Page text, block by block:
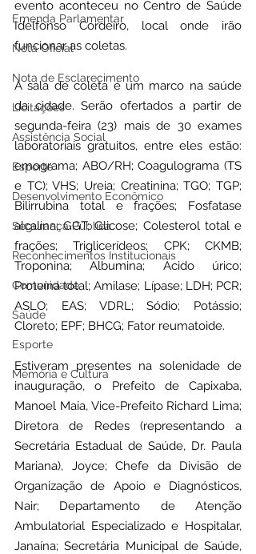
Emenda Parlamentar
Nota Oficial
Nota de Esclarecimento
Licitações
Assistência Social
Esporte
Desenvolvimento Econômico
Segurança Pública
Reconhecimentos Institucionais
Comunidade
Saúde
Esporte
Memória e Cultura
evento aconteceu no Centro de Saúde
Idelfonso Cordeiro, local onde irão
funcionar as coletas.
A sala de coleta é um marco na saúde
da cidade. Serão ofertados a partir de
segunda-feira (23) mais de 30 exames
laboratoriais gratuitos, entre eles estão:
emograma; ABO/RH; Coagulograma (TS
e TC); VHS; Ureia; Creatinina; TGO; TGP;
Bilirrubina total e frações; Fosfatase
alcalina; GGT; Glicose; Colesterol total e
frações; Triglicerídeos; CPK; CKMB;
Troponina; Albumina; Ácido úrico;
Proteína total; Amilase; Lípase; LDH; PCR;
ASLO; EAS; VDRL; Sódio; Potássio;
Cloreto; EPF; BHCG; Fator reumatoide.
Estiveram presentes na solenidade de
inauguração, o Prefeito de Capixaba,
Manoel Maia, Vice-Prefeito Richard Lima;
Diretora de Redes (representando a
Secretária Estadual de Saúde, Dr. Paula
Mariana), Joyce; Chefe da Divisão de
Organização de Apoio e Diagnósticos,
Nair; Departamento de Atenção
Ambulatorial Especializado e Hospitalar,
Janaína; Secretária Municipal de Saúde,